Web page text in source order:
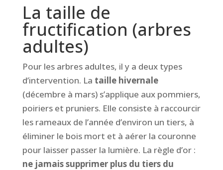
La taille de
fructification (arbres
adultes)
Pour les arbres adultes, il y a deux types
d’intervention. La taille hivernale
(décembre à mars) s’applique aux pommiers,
poiriers et pruniers. Elle consiste à raccourcir
les rameaux de l’année d’environ un tiers, à
éliminer le bois mort et à aérer la couronne
pour laisser passer la lumière. La règle d’or :
ne jamais supprimer plus du tiers du